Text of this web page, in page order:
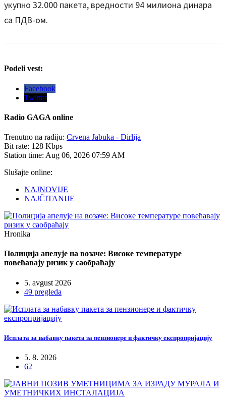
укупно 32.000 пакета, вредности 94 милиона динара
са ПДВ-ом.
Podeli vest:
Facebook
Twitter
Radio GAGA online
Trenutno na radiju: Crvena Jabuka - Dirlija
Bit rate: 128 Kbps
Station time: Aug 06, 2026 07:59 AM
Slušajte online:
NAJNOVIJE
NAJČITANIJE
Hronika
Полиција апелује на возаче: Високе температуре
повећавају ризик у саобраћају
5. avgust 2026
49 pregleda
Исплата за набавку пакета за пензионере и фактичку експропријацију
5. 8. 2026
62